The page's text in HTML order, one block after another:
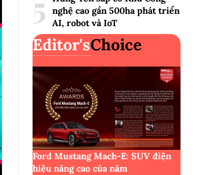
nghệ cao gần 500ha phát triển
AI, robot và IoT
Editor'sChoice
Ford Mustang Mach-E: SUV điện
hiệu năng cao của năm